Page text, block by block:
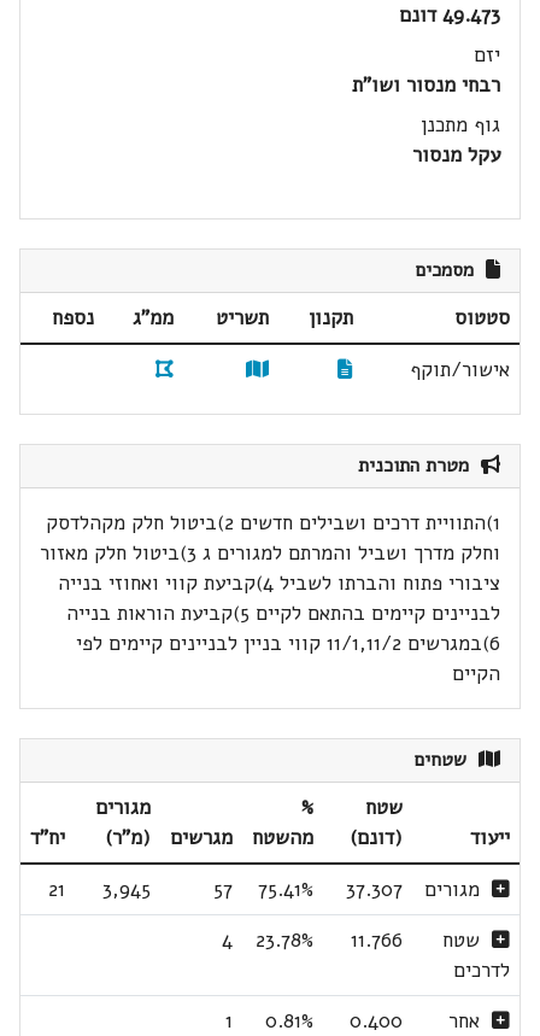
49.473 דונם
יזם
רבחי מנסור ושו"ת
גוף מתכנן
עקל מנסור
מסמכים
סטטוס תקנון תשריט ממ"ג
נספח
אישור/תוקף
מטרת התוכנית
1)התוויית דרכים ושבילים חדשים 2)ביטול חלק מקהלדסק
וחלק מדרך ושביל והמרתם למגורים ג 3)ביטול חלק מאזור
ציבורי פתוח והברתו לשביל 4)קביעת קווי ואחוזי בנייה
לבניינים קיימים בהתאם לקיים 5)קביעת הוראות בנייה
6)במגרשים 11/1,11/2 קווי בניין לבניינים קיימים לפי
הקיים
שטחים
ייעוד
שטח
(דונם)
%
מהשטח
מגרשים
מגורים
(מ"ר)
יח"ד
מגורים
37.307
75.41%
57
3,945
21
שטח
לדרכים
11.766
23.78%
4
אחר 0.400
0.81%
1